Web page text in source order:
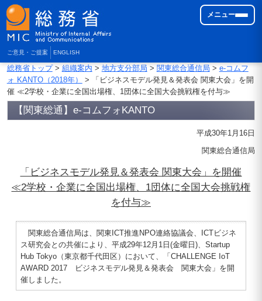
ご意見・ご提案 ENGLISH
メニュー
総務省トップ> 組織案内 > 地方支分部局 > 関東総合通信局 > e-コムフ
ォ KANTO（2018年）
> 「ビジネスモデル発見＆発表会 関東大会」を開
催 ≪2学校・企業に全国出場権、1団体に全国大会挑戦権を付与≫
【関東総通】e-コムフォKANTO
平成30年1月16日
関東総合通信局
「ビジネスモデル発見＆発表会 関東大会」を開催
≪2学校・企業に全国出場権、1団体に全国大会挑戦権
を付与≫
関東総合通信局は、関東ICT推進NPO連絡協議会、ICTビジネ
ス研究会との共催により、平成29年12月1日(金曜日)、Startup
Hub Tokyo（東京都千代田区）において、「CHALLENGE IoT
AWARD 2017 ビジネスモデル発見＆発表会 関東大会」を開
催しました。